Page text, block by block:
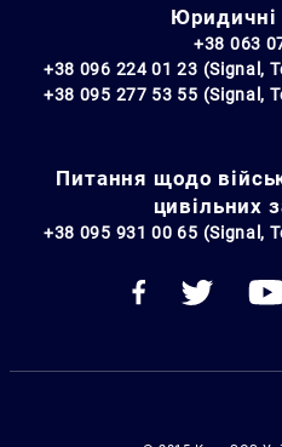
Юридичні
+38 063
+38 096 224 01 23 (Signal,
+38 095 277 53 55 (Signal,
Питання щодо
цивільних
+38 095 931 00 65 (Signal,